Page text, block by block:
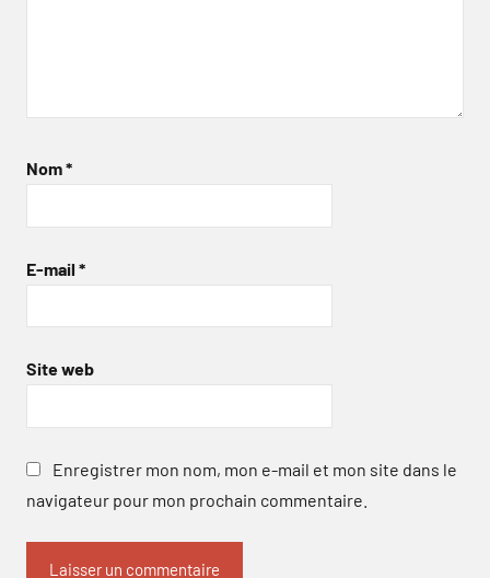
Nom*
E-mail *
Site web
Enregistrer mon nom, mon e-mail et mon site dans le
navigateur pour mon prochain commentaire.